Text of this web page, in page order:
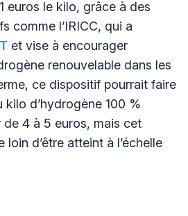
euros le kilo, grâce à des
comme l’IRICC, qui a
et vise à encourager
renouvelable dans les
ce dispositif pourrait faire
d’hydrogène 100 %
4 à 5 euros, mais cet
d’être atteint à l’échelle